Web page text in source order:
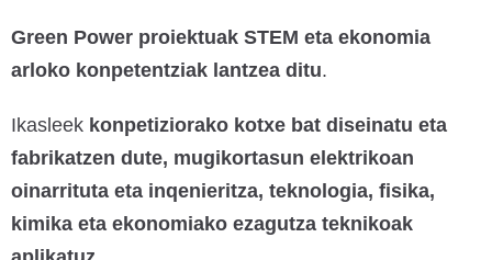
Green Power proiektuak STEM eta ekonomia
arloko konpetentziak lantzea ditu.
Ikasleek konpetiziorako kotxe bat diseinatu eta
fabrikatzen dute, mugikortasun elektrikoan
oinarrituta eta inqenieritza, teknologia, fisika,
kimika eta ekonomiako ezagutza teknikoak